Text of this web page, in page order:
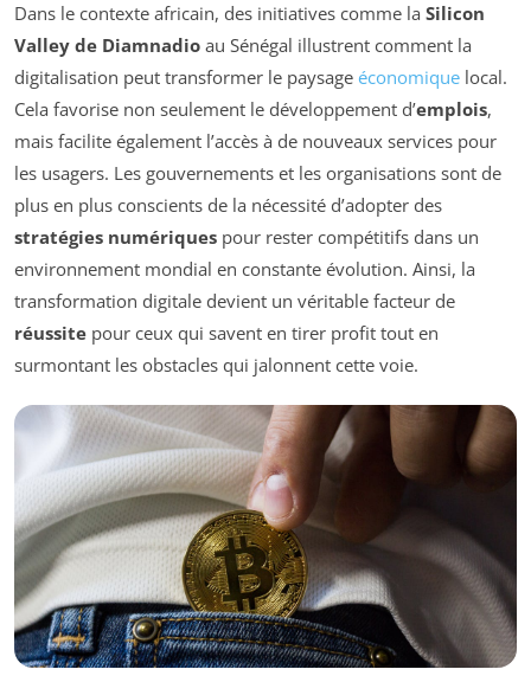
Dans le contexte africain, des initiatives comme la Silicon
Valley de Diamnadio au Sénégal illustrent comment la
digitalisation peut transformer le paysage économique local.
Cela favorise non seulement le développement d’emplois,
mais facilite également l’accès à de nouveaux services pour
les usagers. Les gouvernements et les organisations sont de
plus en plus conscients de la nécessité d’adopter des
stratégies numériques pour rester compétitifs dans un
environnement mondial en constante évolution. Ainsi, la
transformation digitale devient un véritable facteur de
réussite pour ceux qui savent en tirer profit tout en
surmontant les obstacles qui jalonnent cette voie.